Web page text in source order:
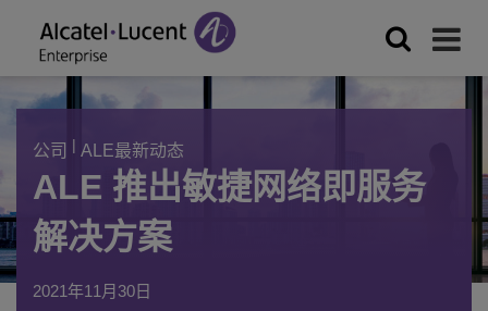
公司 | ALE最新动态
ALE 推出敏捷网络即服务
解决方案
2021年11月30日